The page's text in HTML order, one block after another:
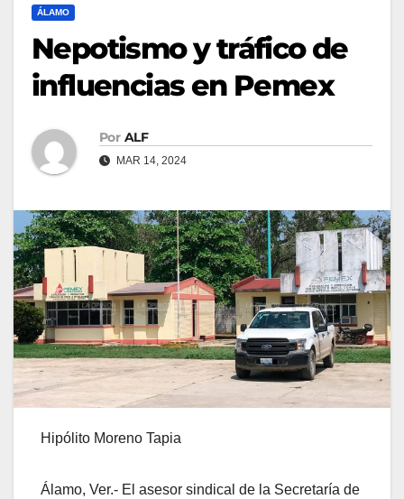
ÁLAMO
Nepotismo y tráfico de
influencias en Pemex
Por ALF
MAR 14, 2024
Hipólito Moreno Tapia
Álamo, Ver.- El asesor sindical de la Secretaría de